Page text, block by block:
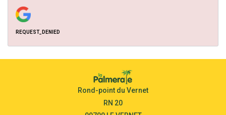
REQUEST_DENIED
Rond-point du Vernet
RN 20